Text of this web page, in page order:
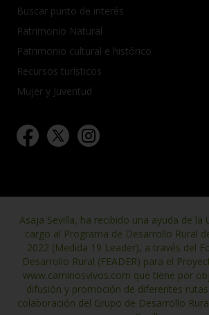
Buscar punto de interés
Patrimonio Natural
Patrimonio cultural e histórico
Recursos turísticos
Mujer y Juventud
Asaja Sevilla, ha recibido una ayuda de la
cargo al Programa de Desarrollo Rural
2022 (Medida 19 Leader), a través del
Desarrollo Rural (FEADER) para el
www.caminosvivos.com que tiene por
difusión y promoción de diferentes
colaboración del Grupo de Desarrollo